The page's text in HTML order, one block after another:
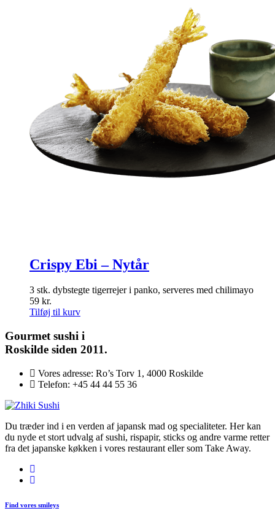
Crispy Ebi – Nytår
3 stk. dybstegte tigerrejer i panko, serveres med chilimayo
59 kr.
Tilføj til kurv
Gourmet sushi i
Roskilde siden 2011.
Vores adresse: Ro’s Torv 1, 4000 Roskilde
Telefon: +45 44 44 55 36
Du træder ind i en verden af japansk mad og specialiteter. Her kan
du nyde et stort udvalg af sushi, rispapir, sticks og andre varme retter
fra det japanske køkken i vores restaurant eller som Take Away.
Find vores smileys